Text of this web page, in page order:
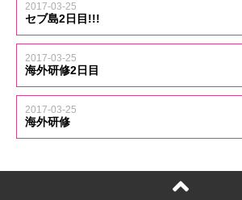
2017-03-25
セブ島2日目!!!
2017-03-25
海外研修2日目
2017-03-25
海外研修